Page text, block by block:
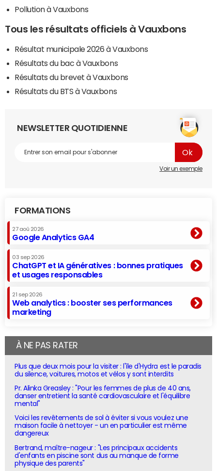
Pollution à Vauxbons
Tous les résultats officiels à Vauxbons
Résultat municipale 2026 à Vauxbons
Résultats du bac à Vauxbons
Résultats du brevet à Vauxbons
Résultats du BTS à Vauxbons
NEWSLETTER QUOTIDIENNE
Voir un exemple
FORMATIONS
27 aoû 2026
Google Analytics GA4
03 sep 2026
ChatGPT et IA génératives : bonnes pratiques
et usages responsables
21 sep 2026
Web analytics : booster ses performances
marketing
À NE PAS RATER
Plus que deux mois pour la visiter : l'île d'Hydra est le paradis
du silence, voitures, motos et vélos y sont interdits
Pr. Alinka Greasley : "Pour les femmes de plus de 40 ans,
danser entretient la santé cardiovasculaire et l'équilibre
mental"
Voici les revêtements de sol à éviter si vous voulez une
maison facile à nettoyer - un en particulier est même
dangereux
Bertrand, maître-nageur : "Les principaux accidents
d'enfants en piscine sont dus au manque de forme
physique des parents"